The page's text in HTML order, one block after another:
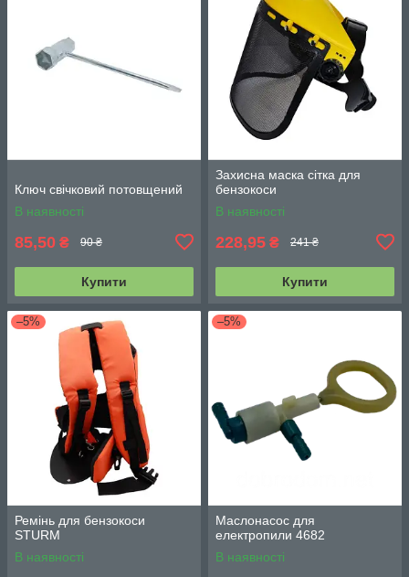
Ключ свічковий потовщений
В наявності
85,50 ₴ 90 ₴
Купити
Захисна маска сітка для
бензокоси
В наявності
228,95 ₴ 241 ₴
Купити
–5%
Ремінь для бензокоси
STURM
В наявності
–5%
Маслонасос для
електропили 4682
В наявності